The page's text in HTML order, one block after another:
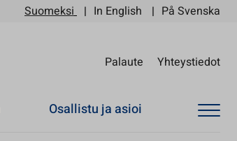
Suomeksi In English På Svenska
Palaute Yhteystiedot
Osallistu ja asioi